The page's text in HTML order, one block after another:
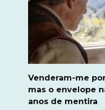
Venderam-me
mas o envelope
anos de mentira